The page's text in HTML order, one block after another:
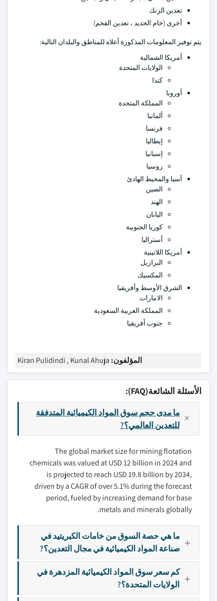
تعدين الزنك
أخرى (خام الحديد ، تعدين الفحم)
يتم توفير المعلومات المذكورة أعلاه للمناطق والبلدان التالية:
أمريكا الشمالية
الولايات المتحدة
كندا
أوروبا
المملكة المتحدة
ألمانيا
فرنسا
إيطاليا
إسبانيا
روسيا
آسيا والمحيط الهادئ
الصين
الهند
اليابان
كوريا الجنوبية
أستراليا
أمريكا اللاتينية
البرازيل
المكسيك
الشرق الأوسط وأفريقيا
الامارات
المملكة العربية السعودية
جنوب أفريقيا
المؤلفون: Kiran Pulidindi , Kunal Ahuja
الأسئلة الشائعة(FAQ):
ما مدى حجم سوق المواد الكيميائية المتدفقة
للتعدين العالمي؟?
The global market size for mining flotation
chemicals was valued at USD 12 billion in 2024 and
is projected to reach USD 19.8 billion by 2034,
driven by a CAGR of over 5.1% during the forecast
period, fueled by increasing demand for base
metals and minerals globally.
ما هي حصة السوق من خامات الكبريتيد في
صناعة المواد الكيميائية في مجال التعدين؟?
كم سعر سوق المواد الكيميائية المزدهرة في
الولايات المتحدة؟?